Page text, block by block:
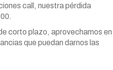
call, nuestra pérdida
corto plazo, aprovechamos en
que puedan darnos las